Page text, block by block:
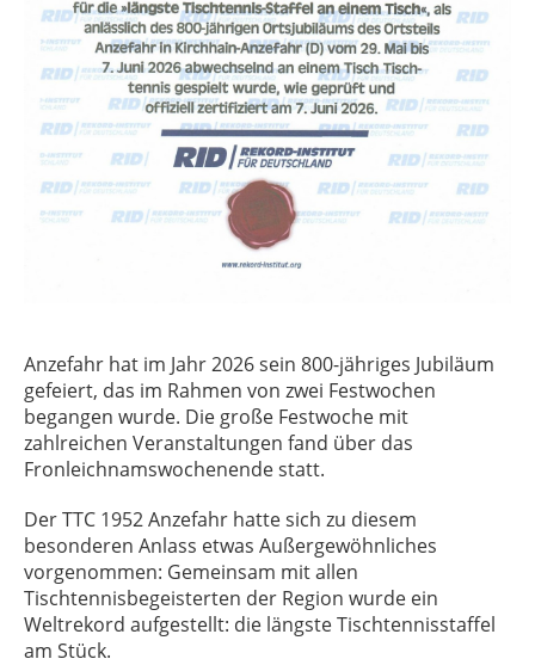
Anzefahr hat im Jahr 2026 sein 800-jähriges Jubiläum
gefeiert, das im Rahmen von zwei Festwochen
begangen wurde. Die große Festwoche mit
zahlreichen Veranstaltungen fand über das
Fronleichnamswochenende statt.
Der TTC 1952 Anzefahr hatte sich zu diesem
besonderen Anlass etwas Außergewöhnliches
vorgenommen: Gemeinsam mit allen
Tischtennisbegeisterten der Region wurde ein
Weltrekord aufgestellt: die längste Tischtennisstaffel
am Stück.